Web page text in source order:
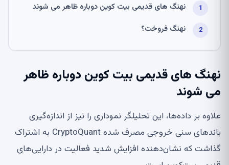
نهنگ های قدیمی بیت کوین دوباره ظاهر می شوند
نهنگ فروخت؟
نهنگ های قدیمی بیت کوین دوباره ظاهر
می شوند
علاوه بر داده‌ها، این تحلیلگر نموداری را نیز از اندازه‌گیری
باندهای سنی خروجی مصرف شده CryptoQuant به اشتراک
گذاشت که نشان‌دهنده افزایش شدید فعالیت در دارایی‌های